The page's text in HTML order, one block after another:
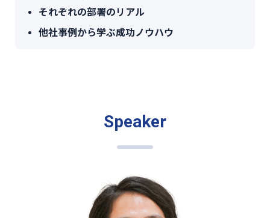
それぞれの部署のリアル
他社事例から学ぶ成功ノウハウ
Speaker